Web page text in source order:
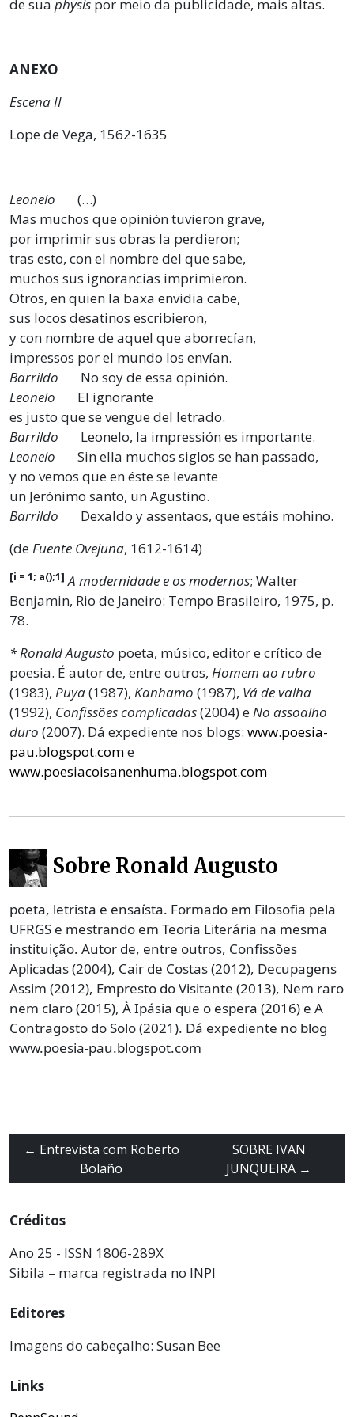
de sua physis por meio da publicidade, mais altas.
ANEXO
Escena II
Lope de Vega, 1562-1635
Leonelo (…)
Mas muchos que opinión tuvieron grave,
por imprimir sus obras la perdieron;
tras esto, con el nombre del que sabe,
muchos sus ignorancias imprimieron.
Otros, en quien la baxa envidia cabe,
sus locos desatinos escribieron,
y con nombre de aquel que aborrecían,
impressos por el mundo los envían.
Barrildo
No soy de essa opinión.
Leonelo El ignorante
es justo que se vengue del letrado.
Barrildo Leonelo, la impressión es importante.
Leonelo Sin ella muchos siglos se han passado,
y no vemos que en éste se levante
un Jerónimo santo, un Agustino.
Barrildo Dexaldo y assentaos, que estáis mohino.
(deFuente Ovejuna, 1612-1614)
[i = 1; a();1] A modernidade e os modernos; Walter
Benjamin, Rio de Janeiro: Tempo Brasileiro, 1975, p.
78.
* Ronald Augusto poeta, músico, editor e crítico de
poesia. É autor de, entre outros, Homem ao rubro
(1983), Puya(1987), Kanhamo (1987), Vá de valha
(1992), Confissões complicadas(2004) eNo assoalho
duro (2007). Dá expediente nos blogs: www.poesia-
pau.blogspot.come
www.poesiacoisanenhuma.blogspot.com
Sobre Ronald Augusto
poeta, letrista e ensaísta. Formado em Filosofia pela
UFRGS e mestrando em Teoria Literária na mesma
instituição. Autor de, entre outros, Confissões
Aplicadas (2004), Cair de Costas (2012), Decupagens
Assim (2012), Empresto do Visitante (2013), Nem raro
nem claro (2015), À Ipásia que o espera (2016) e A
Contragosto do Solo (2021). Dá expediente no blog
www.poesia-pau.blogspot.com
← Entrevista com Roberto
Bolaño
SOBRE IVAN
JUNQUEIRA →
Créditos
Ano 25 - ISSN 1806-289X
Sibila – marca registrada no INPI
Editores
Imagens do cabeçalho: Susan Bee
Links